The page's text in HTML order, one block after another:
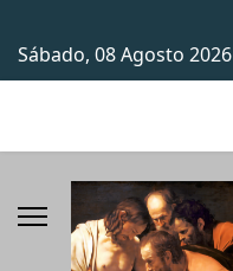
Sábado, 08 Agosto 2026